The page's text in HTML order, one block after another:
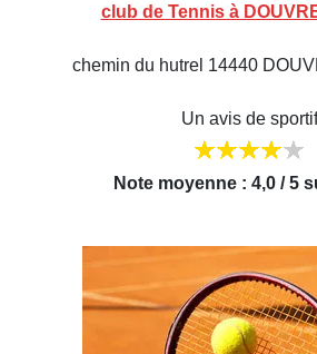
club de Tennis à
chemin du hutrel 14440
Un avis de sportif
Note moyenne : 4,0 / 5